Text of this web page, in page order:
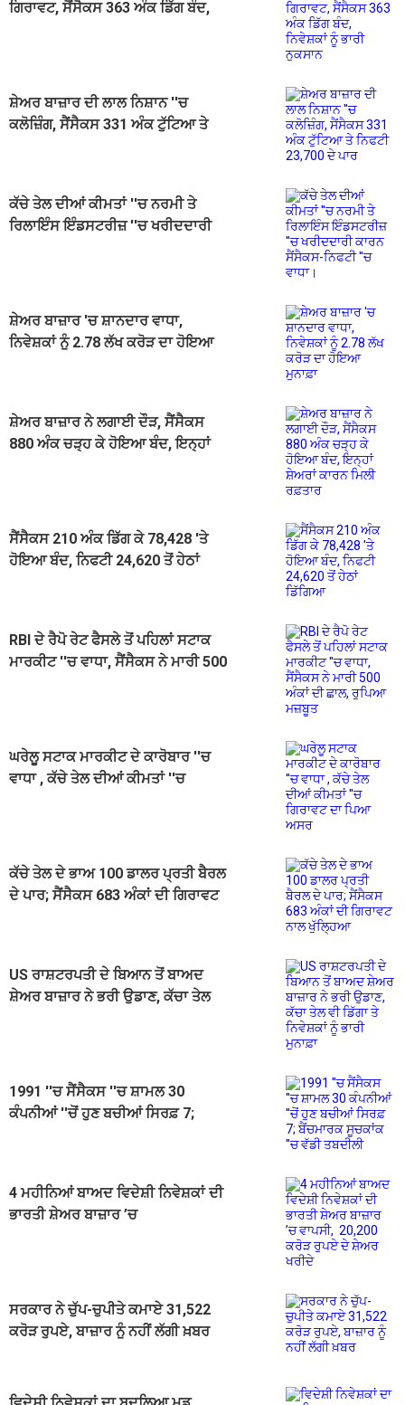
ਗਿਰਾਵਟ, ਸੈਂਸੈਕਸ 363 ਅੰਕ ਡਿੱਗ ਬੰਦ,
ਸ਼ੇਅਰ ਬਾਜ਼ਾਰ ਦੀ ਲਾਲ ਨਿਸ਼ਾਨ ''ਚ
ਕਲੋਜ਼ਿੰਗ, ਸੈਂਸੈਕਸ 331 ਅੰਕ ਟੁੱਟਿਆ ਤੇ
ਕੱਚੇ ਤੇਲ ਦੀਆਂ ਕੀਮਤਾਂ ''ਚ ਨਰਮੀ ਤੇ
ਰਿਲਾਇੰਸ ਇੰਡਸਟਰੀਜ਼ ''ਚ ਖਰੀਦਦਾਰੀ
ਸ਼ੇਅਰ ਬਾਜ਼ਾਰ 'ਚ ਸ਼ਾਨਦਾਰ ਵਾਧਾ,
ਨਿਵੇਸ਼ਕਾਂ ਨੂੰ 2.78 ਲੱਖ ਕਰੋੜ ਦਾ ਹੋਇਆ
ਸ਼ੇਅਰ ਬਾਜ਼ਾਰ ਨੇ ਲਗਾਈ ਦੌੜ, ਸੈਂਸੈਕਸ
880 ਅੰਕ ਚੜ੍ਹ ਕੇ ਹੋਇਆ ਬੰਦ, ਇਨ੍ਹਾਂ
ਸੈਂਸੈਕਸ 210 ਅੰਕ ਡਿੱਗ ਕੇ 78,428 'ਤੇ
ਹੋਇਆ ਬੰਦ, ਨਿਫਟੀ 24,620 ਤੋਂ ਹੇਠਾਂ
RBI ਦੇ ਰੈਪੋ ਰੇਟ ਫੈਸਲੇ ਤੋਂ ਪਹਿਲਾਂ ਸਟਾਕ
ਮਾਰਕੀਟ ''ਚ ਵਾਧਾ, ਸੈਂਸੈਕਸ ਨੇ ਮਾਰੀ 500
ਘਰੇਲੂ ਸਟਾਕ ਮਾਰਕੀਟ ਦੇ ਕਾਰੋਬਾਰ ''ਚ
ਵਾਧਾ , ਕੱਚੇ ਤੇਲ ਦੀਆਂ ਕੀਮਤਾਂ ''ਚ
ਕੱਚੇ ਤੇਲ ਦੇ ਭਾਅ 100 ਡਾਲਰ ਪ੍ਰਤੀ ਬੈਰਲ
ਦੇ ਪਾਰ; ਸੈਂਸੈਕਸ 683 ਅੰਕਾਂ ਦੀ ਗਿਰਾਵਟ
US ਰਾਸ਼ਟਰਪਤੀ ਦੇ ਬਿਆਨ ਤੋਂ ਬਾਅਦ
ਸ਼ੇਅਰ ਬਾਜ਼ਾਰ ਨੇ ਭਰੀ ਉਡਾਣ, ਕੱਚਾ ਤੇਲ
1991 ''ਚ ਸੈਂਸੈਕਸ ''ਚ ਸ਼ਾਮਲ 30
ਕੰਪਨੀਆਂ ''ਚੋਂ ਹੁਣ ਬਚੀਆਂ ਸਿਰਫ਼ 7;
4 ਮਹੀਨਿਆਂ ਬਾਅਦ ਵਿਦੇਸ਼ੀ ਨਿਵੇਸ਼ਕਾਂ ਦੀ
ਭਾਰਤੀ ਸ਼ੇਅਰ ਬਾਜ਼ਾਰ ’ਚ
ਸਰਕਾਰ ਨੇ ਚੁੱਪ-ਚੁਪੀਤੇ ਕਮਾਏ 31,522
ਕਰੋੜ ਰੁਪਏ, ਬਾਜ਼ਾਰ ਨੂੰ ਨਹੀਂ ਲੱਗੀ ਖ਼ਬਰ